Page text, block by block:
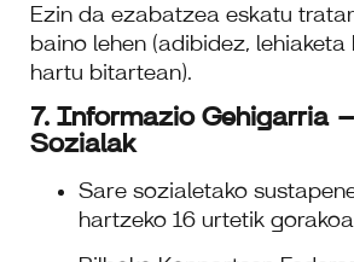
Ezin da ezabatzea eskatu
baino lehen (adibidez,
hartu bitartean).
7. Informazio Gehigarria
Sozialak
Sare sozialetako
hartzeko 16 urtetik